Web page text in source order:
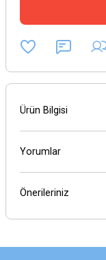
Ürün Bilgisi
Yorumlar
Önerileriniz